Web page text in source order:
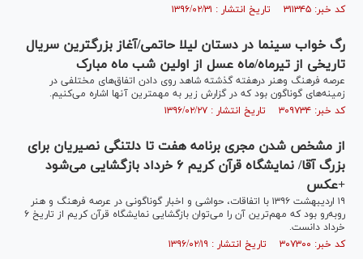
کد خبر: ۳۱۱۳۴۵ تاریخ انتشار : ۱۳۹۶/۰۲/۳۱
رگ خواب سینما در دستان لیلا حاتمی/آغاز بزرگترین سریال
تاریخی از تیرماه/ماه عسل از اولین شب ماه مبارک
عرصه فرهنگ وهنر درهفته گذشته شاهد روی دادن اتفاق‌های مختلفی در
زمینه‌های گوناگون بود که در گزارش زیر به مهمترین آنها اشاره می‌کنیم.
کد خبر: ۳۰۹۷۳۴ تاریخ انتشار : ۱۳۹۶/۰۲/۲۷
از مشخص شدن مجری برنامه هفت تا دلتنگی نصیریان برای
بزرگ آقا/ نمایشگاه قرآن کریم ۶ خرداد بازگشایی می‌شود
+عکس
۱۹ اردیبهشت ۱۳۹۶ با اتفاقات، حواشی و اخبار گوناگونی در عرصه فرهنگ و هنر
روبه‌رو بود که مهم‌ترین آن را می‌توان بازگشایی نمایشگاه قرآن کریم از تاریخ ۶
خرداد دانست.
کد خبر: ۳۰۷۳۰۰ تاریخ انتشار : ۱۳۹۶/۰۲/۱۹